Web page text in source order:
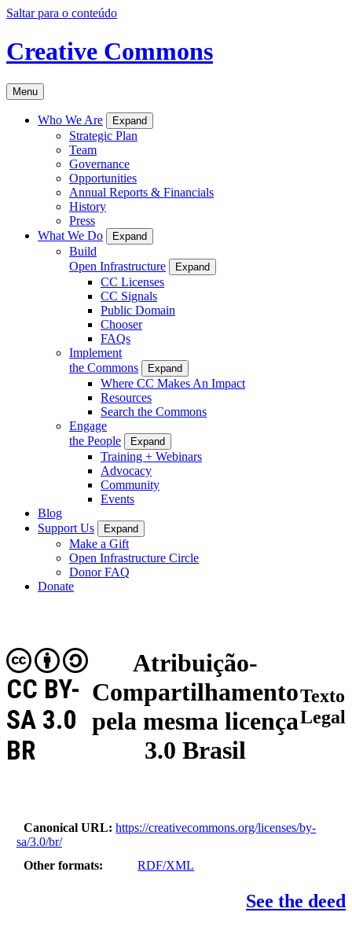
Saltar para o conteúdo
Creative Commons
Menu
Who We Are Expand
Strategic Plan
Team
Governance
Opportunities
Annual Reports & Financials
History
Press
What We Do
Expand
Build
Open Infrastructure
Expand
CC Licenses
CC Signals
Public Domain
Chooser
FAQs
Implement
the Commons
Expand
Where CC Makes An Impact
Resources
Search the Commons
Engage
the People
Expand
Training + Webinars
Advocacy
Community
Events
Blog
Support Us
Expand
Make a Gift
Open Infrastructure Circle
Donor FAQ
Donate
Atribuição-
Compartilhamento
pela mesma licença
3.0 Brasil
CC BY-
SA 3.0
BR
Texto
Legal
Canonical URL
https://creativecommons.org/licenses/by-
sa/3.0/br/
Other formats
RDF/XML
See the deed